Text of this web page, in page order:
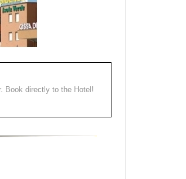
Book directly to the Hotel!